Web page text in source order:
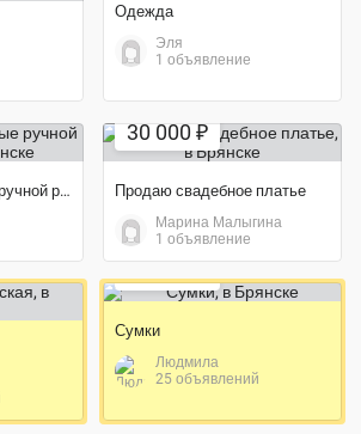
Одежда
Эля
1 объявление
Сережки железные ручной работы
30 000 ₽
Продаю свадебное платье
Марина Малыгина
1 объявление
Экономия 25%
12 000 ₽
Сумки
Людмила
25 объявлений